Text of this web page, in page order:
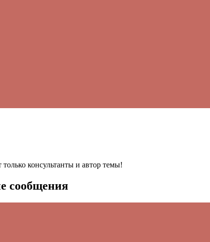
консультанты и автор темы!
сообщения